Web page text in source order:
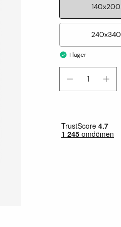
140x200
240x340
I lager